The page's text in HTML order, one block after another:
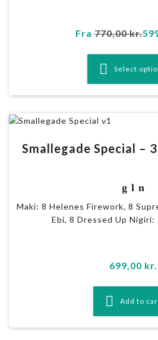
Fra 770,00kr.
Select
Smallegade Special –
g l n
Maki: 8 Helenes Firework, 8
Ebi, 8 Dressed Up Nigiri:
699,00 kr.
Add to